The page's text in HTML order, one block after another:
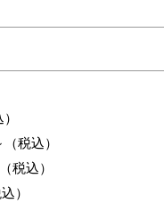
税込）
税込）
）